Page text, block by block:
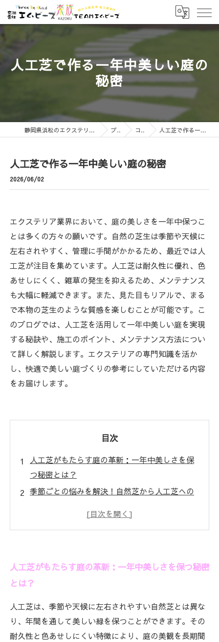
人工芝で作る一年中美しい庭の
秘密
静岡県浜松のエクステリアなら有限会社エムビーズ ブログ コラム 人工芝で作る一年中美しい庭の秘密
人工芝で作る一年中美しい庭の秘密
2026/06/02
エクステリア業界において、庭の美しさを一年中保つこ
とは多くの方々の願いです。自然の芝生は季節や天候に
左右されやすく、管理に手間がかかるため、最近では人
工芝が注目を集めています。人工芝は耐久性に優れ、色
あせしにくく、雑草の発生を抑えるため、メンテナンス
も大幅に軽減できます。また、見た目もリアルで、まる
で本物の芝生のような質感を楽しむことが可能です。こ
のブログでは、人工芝を活用して一年中美しい庭を実現
する秘訣や、施工のポイント、メンテナンス方法につい
て詳しく解説します。エクステリアの専門知識を活か
し、快適で美しい庭づくりの参考にしていただける内容
をお届けします。
目次
人工芝がもたらす庭の革新：一年中美しさを保
つ秘密とは？
季節ごとの悩みを解決！自然芝から人工芝への
入れ方法を徹底解説
実例紹介：人工芝で実現した年間を通じた美し
なぜ人工芝がエクステリア業界で注目されてい
るのか？
人工芝がもたらす庭の革新：一年中美しさを保つ秘密
とは？
人工芝は、季節や天候に左右されやすい自然芝とは異な
り、年間を通して美しい緑を保つことができます。その
耐久性と色あせしにくい特徴により、庭の美観を長期間